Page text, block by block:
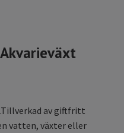
av giftfritt
vatten, växter eller